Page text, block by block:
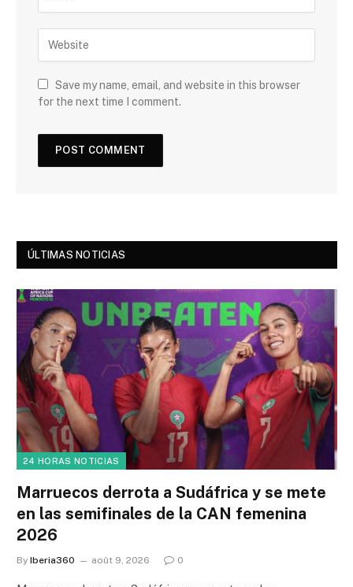
Save my name, email, and website in this browser
for the next time I comment.
ÚLTIMAS NOTICIAS
24 HORAS NOTICIAS
Marruecos derrota a Sudáfrica y se mete
en las semifinales de la CAN femenina
2026
By Iberia360 août 9, 2026 0